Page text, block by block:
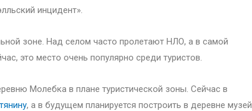
инцидент».
зоне. Над селом часто пролетают НЛО, а в самой
это место очень популярно среди туристов.
Молебка в плане туристической зоны. Сейчас в
, а в будущем планируется построить в деревне музей